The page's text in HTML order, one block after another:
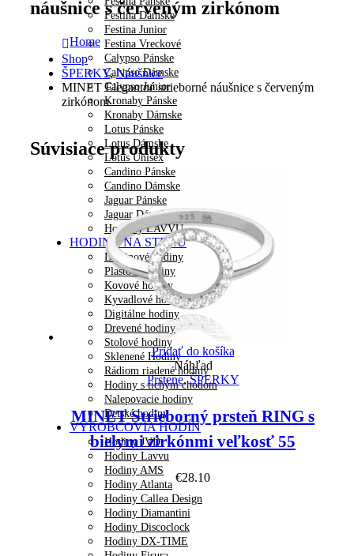
Festina Dámske
Festina Junior
Festina Vreckové
Calypso Pánske
Calypso Dámske
Calypso Junior
Kronaby Pánske
Kronaby Dámske
Lotus Pánske
Lotus Dámske
Lotus Unisex
Candino Pánske
Candino Dámske
Jaguar Pánske
Jaguar Dámske
Hodinky LAVVU
HODINY NA STENU
Dizajnové hodiny
Plastové hodiny
Kovové hodiny
Kyvadlové hodiny
Digitálne hodiny
Drevené hodiny
Stolové hodiny
Sklenené Hodiny
Rádiom riadené hodiny
Hodiny s tichým chodom
Nalepovacie hodiny
Detské hodiny
VÝROBCOVIA HODÍN
Hodiny JVD
Hodiny Lavvu
Hodiny AMS
Hodiny Atlanta
Hodiny Callea Design
Hodiny Diamantini
Hodiny Discoclock
Hodiny DX-TIME
náušnice s červeným zirkónom
Home
Shop
ŠPERKY,Náušnice
MINET Elegantné strieborné náušnice s červeným
zirkónom
Súvisiace produkty
Pridať do košíka
Náhľad
Prstene,ŠPERKY
MINET Strieborný prsteň RING s
bielymi zirkónmi veľkosť 55
€28.10